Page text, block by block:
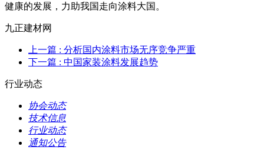
健康的发展，力助我国走向涂料大国。
九正建材网
上一篇 : 分析国内涂料市场无序竞争严重
下一篇 : 中国家装涂料发展趋势
行业动态
协会动态
技术信息
行业动态
通知公告